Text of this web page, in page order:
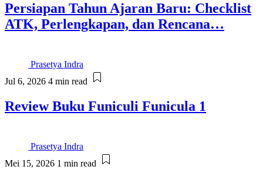
Persiapan Tahun Ajaran Baru: Checklist
ATK, Perlengkapan, dan Rencana…
Prasetya Indra
Jul 6, 2026 4 min read
Review Buku Funiculi Funicula 1
Prasetya Indra
Mei 15, 2026 1 min read